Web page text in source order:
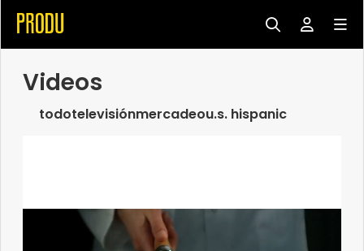
Videos
todotelevisiónmercadeou.s. hispanic